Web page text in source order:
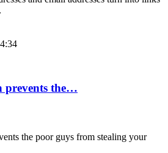
prevents the…
the poor guys from stealing your